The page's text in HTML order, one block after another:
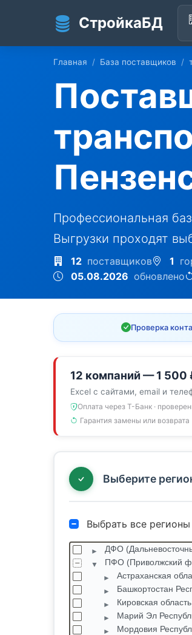
СтройкаБД
Главная База поставщиков
Профессиональная
Выгрузки проходят
12 поставщиков 1
05.08.2026 обновлено
Проверка
12 компаний — 1 500
Excel с сайтами, email и
Оплата через Т-Банк ·
Гарантия замены или возврата
Выберите
Выбрать все регионы
ДФО
ПФО (Приволжский
Астраханская
Башкортостан
Кировская область
Марий Эл
Мордовия